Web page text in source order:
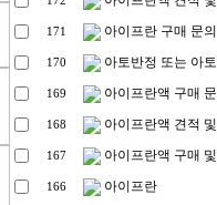
171 아이프란 구매 문
170 아토반정 또는 아
169 아이프란액 구매
168 아이프란액 견적
167 아이프란액 구매
166 아이프란